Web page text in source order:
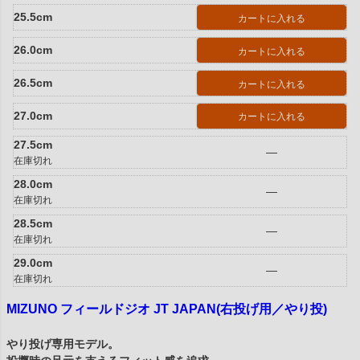
25.5cm カートに入れる
26.0cm カートに入れる
26.5cm カートに入れる
27.0cm カートに入れる
27.5cm
在庫切れ
—
28.0cm
在庫切れ
—
28.5cm
在庫切れ
—
29.0cm
在庫切れ
—
MIZUNO フィールドジオ JT JAPAN(右投げ用／やり投)
やり投げ専用モデル。